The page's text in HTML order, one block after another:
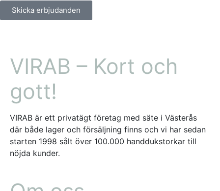
Skicka erbjudanden
VIRAB – Kort och
gott!
VIRAB är ett privatägt företag med säte i Västerås
där både lager och försäljning finns och vi har sedan
starten 1998 sålt över 100.000 handdukstorkar till
nöjda kunder.